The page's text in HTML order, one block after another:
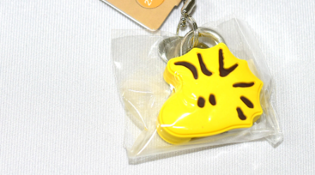
每筆NT$100，滿NT$999(含以上)免運費